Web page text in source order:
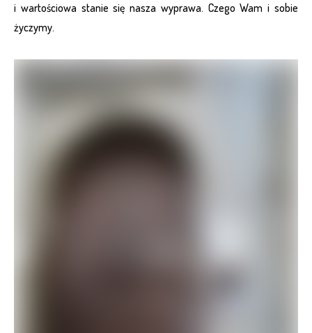
i wartościowa stanie się nasza wyprawa. Czego Wam i sobie
życzymy.